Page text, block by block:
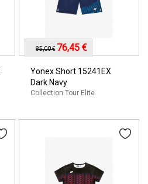
Yonex Short 15241EX
Dark Navy
Collection Tour Elite.
85,00 € 76,45 €